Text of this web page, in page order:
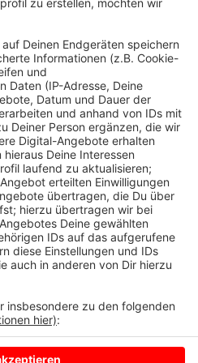
in Münster
haben Auto und Radfahrer
Radfahrer waren beim
und einige fuhren
Autofahrer waren
oder sind bei rot